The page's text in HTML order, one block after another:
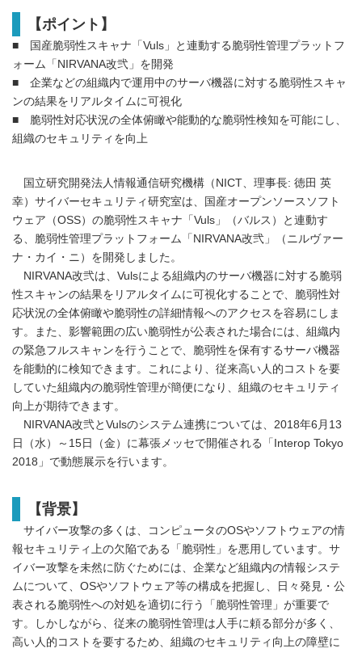
【ポイント】
■ 国産脆弱性スキャナ「Vuls」と連動する脆弱性管理プラットフ
ォーム「NIRVANA改弐」を開発
■ 企業などの組織内で運用中のサーバ機器に対する脆弱性スキャ
ンの結果をリアルタイムに可視化
■ 脆弱性対応状況の全体俯瞰や能動的な脆弱性検知を可能にし、
組織のセキュリティを向上
国立研究開発法人情報通信研究機構（NICT、理事長: 徳田 英
幸）サイバーセキュリティ研究室は、国産オープンソースソフト
ウェア（OSS）の脆弱性スキャナ「Vuls」（バルス）と連動す
る、脆弱性管理プラットフォーム「NIRVANA改弐」（ニルヴァー
ナ・カイ・ニ）を開発しました。
NIRVANA改弐は、Vulsによる組織内のサーバ機器に対する脆弱
性スキャンの結果をリアルタイムに可視化することで、脆弱性対
応状況の全体俯瞰や脆弱性の詳細情報へのアクセスを容易にしま
す。また、影響範囲の広い脆弱性が公表された場合には、組織内
の緊急フルスキャンを行うことで、脆弱性を保有するサーバ機器
を能動的に検知できます。これにより、従来高い人的コストを要
していた組織内の脆弱性管理が簡便になり、組織のセキュリティ
向上が期待できます。
NIRVANA改弐とVulsのシステム連携については、2018年6月13
日（水）～15日（金）に幕張メッセで開催される「Interop Tokyo
2018」で動態展示を行います。
【背景】
サイバー攻撃の多くは、コンピュータのOSやソフトウェアの情
報セキュリティ上の欠陥である「脆弱性」を悪用しています。サ
イバー攻撃を未然に防ぐためには、企業など組織内の情報システ
ムについて、OSやソフトウェア等の構成を把握し、日々発見・公
表される脆弱性への対処を適切に行う「脆弱性管理」が重要で
す。しかしながら、従来の脆弱性管理は人手に頼る部分が多く、
高い人的コストを要するため、組織のセキュリティ向上の障壁に